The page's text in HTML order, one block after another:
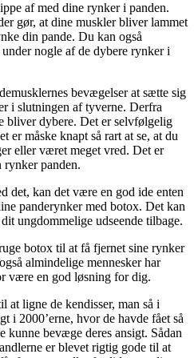
af med dine rynker i panden.
gør, at dine muskler bliver lammet
din pande. Du kan også
nogle af de dybere rynker i
bevægelser at sætte sig
i slutningen af tyverne. Derfra
bliver dybere. Det er selvfølgelig
er måske knapt så rart at se, at du
eller været meget vred. Det er
rynker panden.
det, kan det være en god ide enten
panderynker med botox. Det kan
ungdommelige udseende tilbage.
botox til at få fjernet sine rynker
almindelige mennesker har
være en god løsning for dig.
at ligne de kendisser, man så i
i 2000’erne, hvor de havde fået så
kunne bevæge deres ansigt. Sådan
er blevet rigtig gode til at